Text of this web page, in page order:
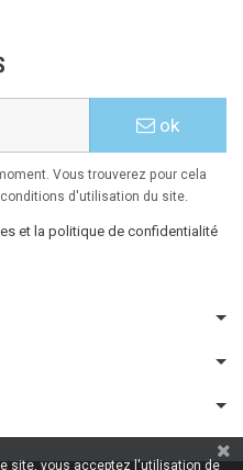
ok
Vous trouverez pour cela
d'utilisation du site.
et la politique de confidentialité
site, vous acceptez l'utilisation de